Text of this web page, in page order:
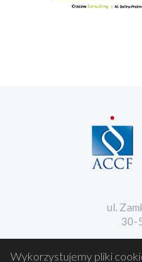
ul.
30-
Wykorzystujemy pliki